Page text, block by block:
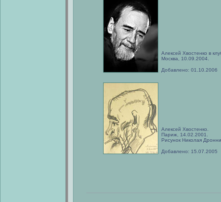
Алексей Хвостенко в
Москва, 10.09.2004.
Добавлено: 01.10.2006
Алексей Хвостенко.
Париж, 14.02.2001.
Рисунок Николая
Добавлено: 15.07.2005